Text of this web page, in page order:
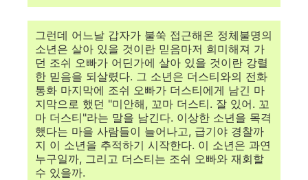
그런데 어느날 갑자가 불쑥 접근해온 정체불명의
소년은 살아 있을 것이란 믿음마저 희미해져 가
던 조쉬 오빠가 어딘가에 살아 있을 것이란 강렬
한 믿음을 되살렸다. 그 소년은 더스티와의 전화
통화 마지막에 조쉬 오빠가 더스티에게 남긴 마
지막으로 했던 "미안해, 꼬마 더스티. 잘 있어. 꼬
마 더스티"라는 말을 남긴다. 이상한 소년을 목격
했다는 마을 사람들이 늘어나고, 급기야 경찰까
지 이 소년을 추적하기 시작한다. 이 소년은 과연
누구일까, 그리고 더스티는 조쉬 오빠와 재회할
수 있을까.